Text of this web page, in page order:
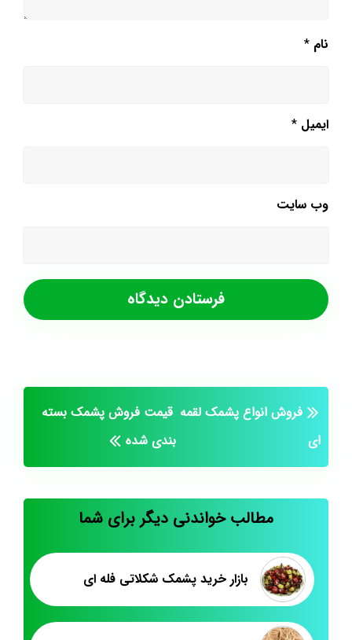
نام *
ایمیل *
وب‌ سایت
فروش انواع پشمک لقمه
ای
قیمت فروش پشمک بسته
بندی شده
مطالب خواندنی دیگر برای شما
بازار خرید پشمک شکلاتی فله ای